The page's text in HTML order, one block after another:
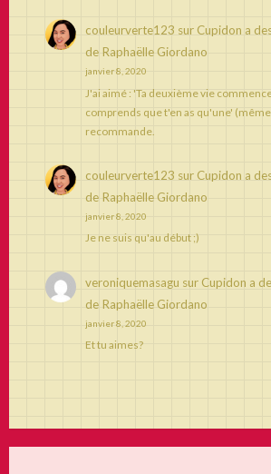
couleurverte123 sur Cupidon a
de Raphaëlle Giordano
janvier 8, 2020
J'ai aimé : 'Ta deuxième vie
comprends que t'en as qu'une'
recommande.
couleurverte123 sur Cupidon a
de Raphaëlle Giordano
janvier 8, 2020
Je ne suis qu'au début ;)
veroniquemasagu sur Cupidon a
de Raphaëlle Giordano
janvier 8, 2020
Et tu aimes?